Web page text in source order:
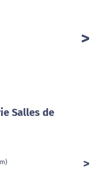
Salles de